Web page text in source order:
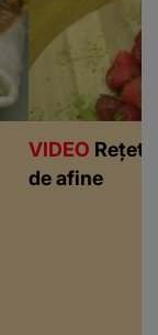
VIDEO
de afine